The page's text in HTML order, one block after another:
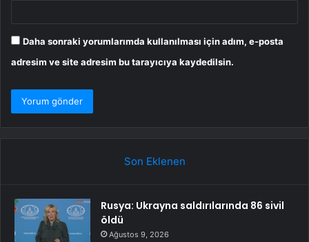
Daha sonraki yorumlarımda kullanılması için adım, e-posta
adresim ve site adresim bu tarayıcıya kaydedilsin.
Son Eklenen
Rusya: Ukrayna saldırılarında 86 sivil
öldü
Ağustos 9, 2026